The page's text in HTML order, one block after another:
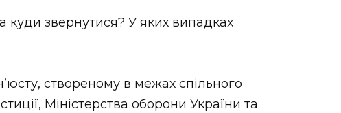
куди звернутися? У яких випадках
створеному в межах спільного
Міністерства оборони України та